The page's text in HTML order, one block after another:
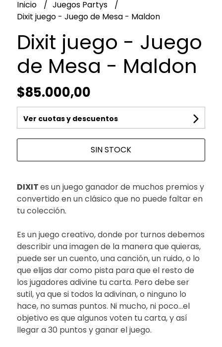
Inicio
Juegos Partys
Dixit juego - Juego de Mesa - Maldon
Dixit juego - Juego
de Mesa - Maldon
$85.000,00
Ver cuotas y descuentos
SIN STOCK
DIXITes un juego ganador de muchos premios y
convertido en un clásico que no puede faltar en
tu colección.
Es un juego creativo, donde por turnos debemos
describir una imagen de la manera que quieras,
puede ser un cuento, una canción, un ruido, o lo
que elijas dar como pista para que el resto de
los jugadores adivine tu carta. Pero debe ser
sutil, ya que si todos la adivinan, o ninguno lo
hace, no sumas puntos. Ni mucho, ni poco...el
objetivo es que algunos voten tu carta, y así
llegar a 30 puntos y ganar el juego.